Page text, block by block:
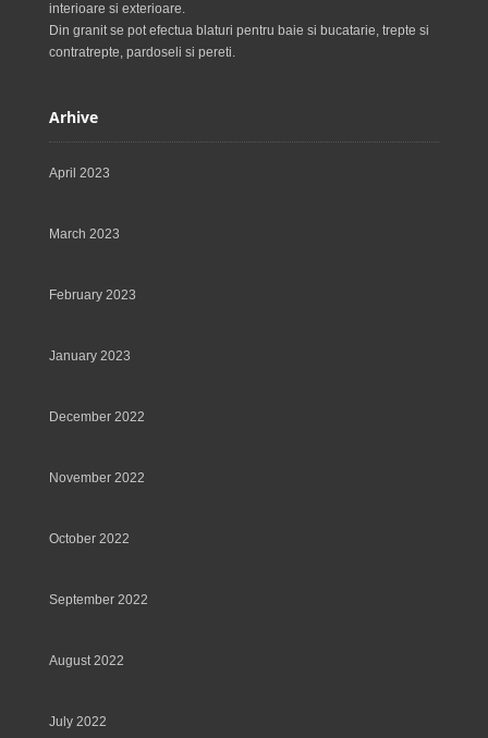
interioare si exterioare.
Din granit se pot efectua blaturi pentru baie si bucatarie, trepte si
contratrepte, pardoseli si pereti.
Arhive
April 2023
March 2023
February 2023
January 2023
December 2022
November 2022
October 2022
September 2022
August 2022
July 2022